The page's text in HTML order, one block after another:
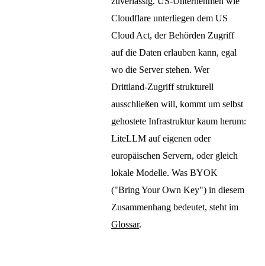
Cloudflare unterliegen dem US
Cloud Act, der Behörden Zugriff
auf die Daten erlauben kann, egal
wo die Server stehen. Wer
Drittland-Zugriff strukturell
ausschließen will, kommt um selbst
gehostete Infrastruktur kaum herum:
LiteLLM auf eigenen oder
europäischen Servern, oder gleich
lokale Modelle. Was BYOK
("Bring Your Own Key") in diesem
Zusammenhang bedeutet, steht im
Glossar.